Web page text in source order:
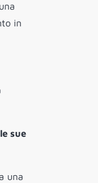
in
sue
una